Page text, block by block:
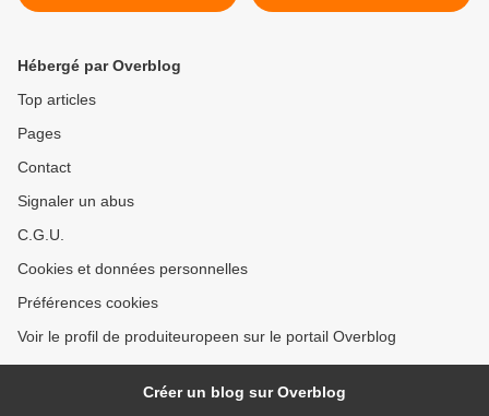
fabrication Française et
Hébergé par Overblog
Top articles
Pages
Contact
Signaler un abus
C.G.U.
Cookies et données personnelles
Préférences cookies
Voir le profil de produiteuropeen sur le portail Overblog
Créer un blog sur Overblog